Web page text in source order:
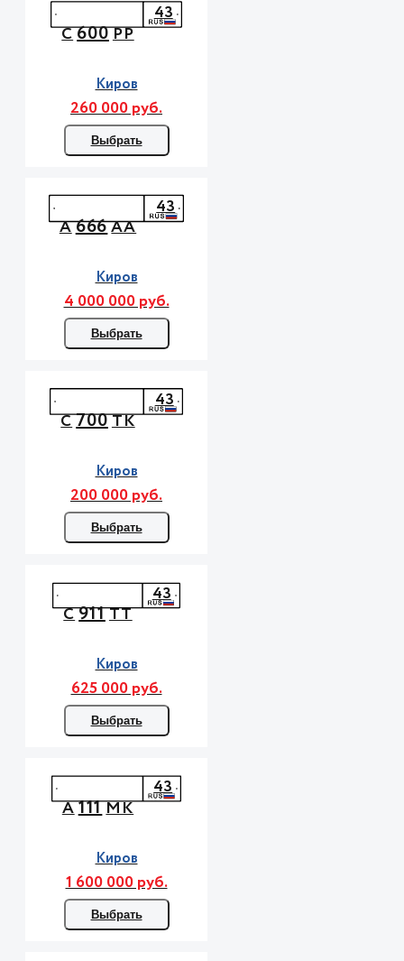
С600РР
43
Киров
260 000 руб.
Выбрать
А666АА
43
Киров
4 000 000 руб.
Выбрать
С700ТК
43
Киров
200 000 руб.
Выбрать
С911ТТ
43
Киров
625 000 руб.
Выбрать
А111МК
43
Киров
1 600 000 руб.
Выбрать